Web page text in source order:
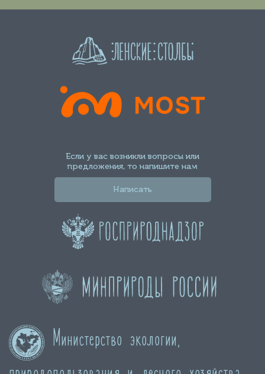
Если у вас возникли вопросы или
предложения, то напишите нам
Написать
Министерство экологии,